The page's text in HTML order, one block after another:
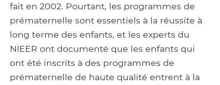
fait en 2002. Pourtant, les programmes de
prématernelle sont essentiels à la réussite à
long terme des enfants, et les experts du
NIEER ont documenté que les enfants qui
ont été inscrits à des programmes de
prématernelle de haute qualité entrent à la